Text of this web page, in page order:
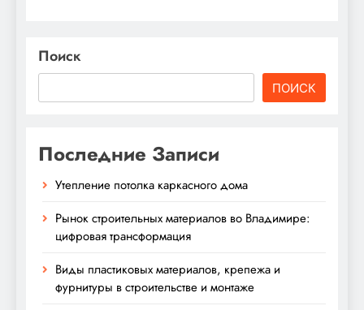
Поиск
ПОИСК
Последние Записи
Утепление потолка каркасного дома
Рынок строительных материалов во Владимире:
цифровая трансформация
Виды пластиковых материалов, крепежа и
фурнитуры в строительстве и монтаже